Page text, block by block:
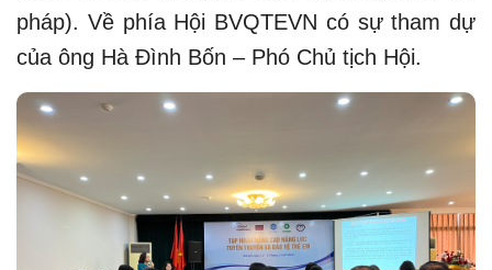
pháp). Về phía Hội BVQTEVN có sự tham dự
của ông Hà Đình Bốn – Phó Chủ tịch Hội.